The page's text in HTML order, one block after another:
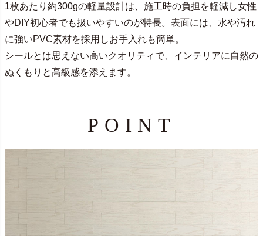
1枚あたり約300gの軽量設計は、施工時の負担を軽減し女性
やDIY初心者でも扱いやすいのが特長。表面には、水や汚れ
に強いPVC素材を採用しお手入れも簡単。
シールとは思えない高いクオリティで、インテリアに自然の
ぬくもりと高級感を添えます。
POINT